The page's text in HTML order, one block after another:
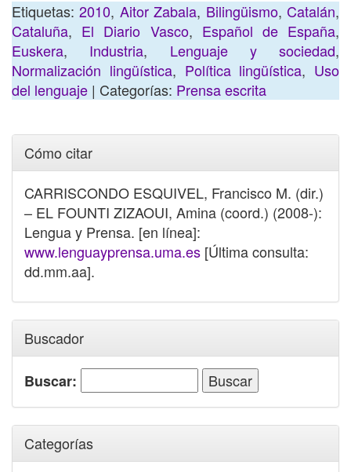
Etiquetas:2010, Aitor Zabala, Bilingüismo,Catalán,
Cataluña, El Diario Vasco, Español de España,
Euskera, Industria, Lenguaje y sociedad,
Normalización lingüística, Política lingüística, Uso
del lenguaje | Categorías: Prensa escrita
Cómo citar
CARRISCONDO ESQUIVEL, Francisco M. (dir.)
– EL FOUNTI ZIZAOUI, Amina (coord.) (2008-):
Lengua y Prensa. [en línea]:
www.lenguayprensa.uma.es [Última consulta:
dd.mm.aa].
Buscador
Buscar:
Categorías